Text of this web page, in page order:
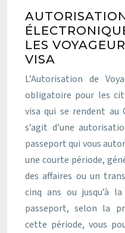
LES
VISA
L’Autorisation de
obligatoire pour les
visa qui se rendent au
s’agit d’une
passeport qui vous
une courte période,
des affaires ou un
cinq ans ou jusqu’à
passeport, selon la
cette période, vous